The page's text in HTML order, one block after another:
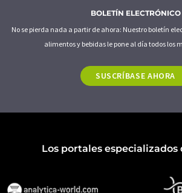
BOLETÍN ELECTRÓNICO
No se pierda nada a partir de ahora: Nuestro boletín
alimentos y bebidas le pone al día todos los
SUSCRÍBASE AHORA
Los portales especializados